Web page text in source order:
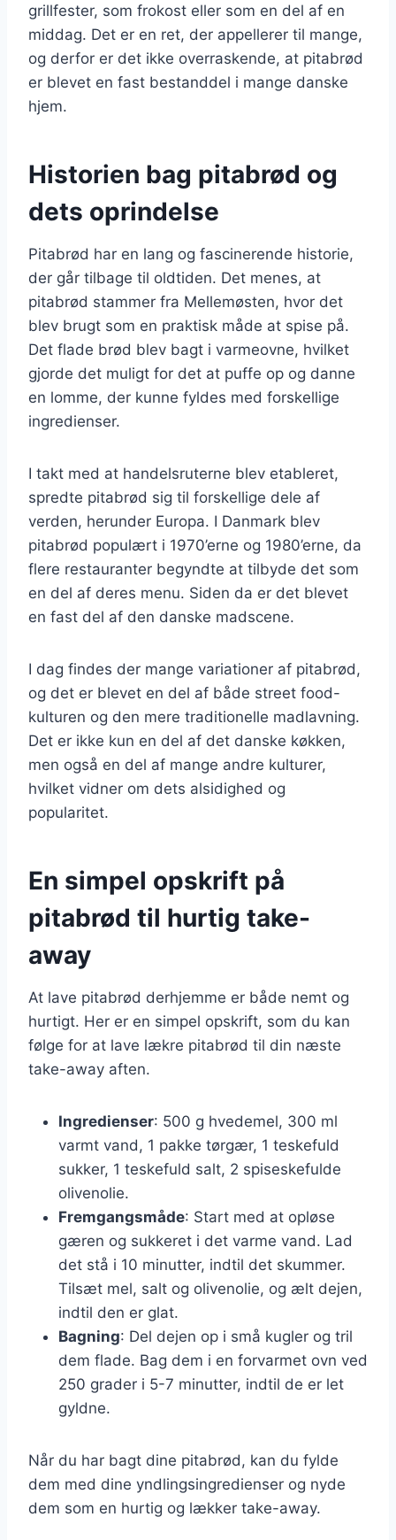
grillfester, som frokost eller som en del af en
middag. Det er en ret, der appellerer til mange,
og derfor er det ikke overraskende, at pitabrød
er blevet en fast bestanddel i mange danske
hjem.
Historien bag pitabrød og
dets oprindelse
Pitabrød har en lang og fascinerende historie,
der går tilbage til oldtiden. Det menes, at
pitabrød stammer fra Mellemøsten, hvor det
blev brugt som en praktisk måde at spise på.
Det flade brød blev bagt i varmeovne, hvilket
gjorde det muligt for det at puffe op og danne
en lomme, der kunne fyldes med forskellige
ingredienser.
I takt med at handelsruterne blev etableret,
spredte pitabrød sig til forskellige dele af
verden, herunder Europa. I Danmark blev
pitabrød populært i 1970’erne og 1980’erne, da
flere restauranter begyndte at tilbyde det som
en del af deres menu. Siden da er det blevet
en fast del af den danske madscene.
I dag findes der mange variationer af pitabrød,
og det er blevet en del af både street food-
kulturen og den mere traditionelle madlavning.
Det er ikke kun en del af det danske køkken,
men også en del af mange andre kulturer,
hvilket vidner om dets alsidighed og
popularitet.
En simpel opskrift på
pitabrød til hurtig take-
away
At lave pitabrød derhjemme er både nemt og
hurtigt. Her er en simpel opskrift, som du kan
følge for at lave lækre pitabrød til din næste
take-away aften.
Ingredienser: 500 g hvedemel, 300 ml
varmt vand, 1 pakke tørgær, 1 teskefuld
sukker, 1 teskefuld salt, 2 spiseskefulde
olivenolie.
Fremgangsmåde: Start med at opløse
gæren og sukkeret i det varme vand. Lad
det stå i 10 minutter, indtil det skummer.
Tilsæt mel, salt og olivenolie, og ælt dejen,
indtil den er glat.
Bagning: Del dejen op i små kugler og tril
dem flade. Bag dem i en forvarmet ovn ved
250 grader i 5-7 minutter, indtil de er let
gyldne.
Når du har bagt dine pitabrød, kan du fylde
dem med dine yndlingsingredienser og nyde
dem som en hurtig og lækker take-away.